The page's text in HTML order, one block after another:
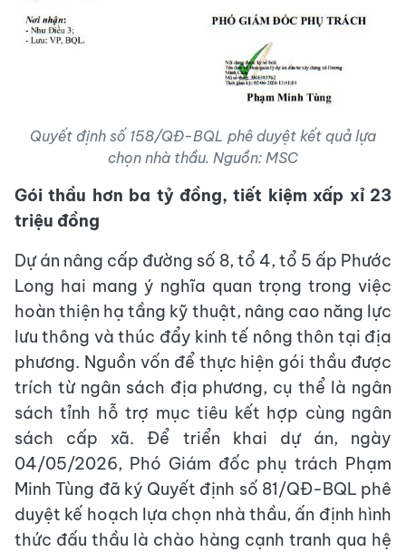
Quyết định số 158/QĐ-BQL phê duyệt kết quả lựa
chọn nhà thầu. Nguồn: MSC
Gói thầu hơn ba tỷ đồng, tiết kiệm xấp xỉ 23
triệu đồng
Dự án nâng cấp đường số 8, tổ 4, tổ 5 ấp Phước
Long hai mang ý nghĩa quan trọng trong việc
hoàn thiện hạ tầng kỹ thuật, nâng cao năng lực
lưu thông và thúc đẩy kinh tế nông thôn tại địa
phương. Nguồn vốn để thực hiện gói thầu được
trích từ ngân sách địa phương, cụ thể là ngân
sách tỉnh hỗ trợ mục tiêu kết hợp cùng ngân
sách cấp xã. Để triển khai dự án, ngày
04/05/2026, Phó Giám đốc phụ trách Phạm
Minh Tùng đã ký Quyết định số 81/QĐ-BQL phê
duyệt kế hoạch lựa chọn nhà thầu, ấn định hình
thức đấu thầu là chào hàng cạnh tranh qua hệ